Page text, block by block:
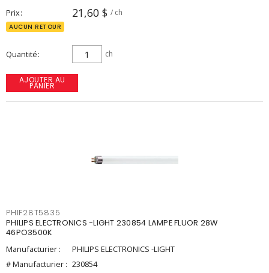
Prix 21,60 $ / ch
AUCUN RETOUR
Quantité ch
AJOUTER AU
PANIER
PHIF28T5835
PHILIPS ELECTRONICS -LIGHT 230854 LAMPE FLUOR 28W
46PO3500K
Manufacturier :
PHILIPS ELECTRONICS -LIGHT
# Manufacturier : 230854